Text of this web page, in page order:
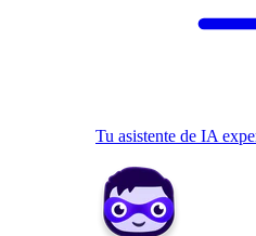
Tu asistente de IA